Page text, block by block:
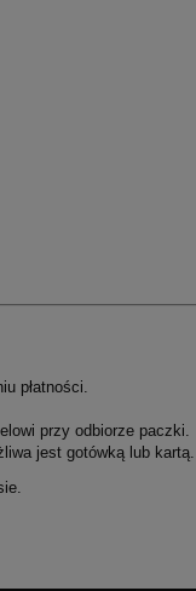
płatności.
przy odbiorze paczki.
jest gotówką lub kartą.